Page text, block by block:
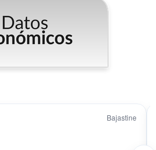
Bajastine